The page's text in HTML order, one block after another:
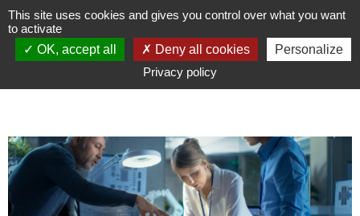
Aller
au
contenu
This site uses cookies and gives you control over what you want
to activate
OK, accept all
Deny all cookies
Personalize
Privacy policy